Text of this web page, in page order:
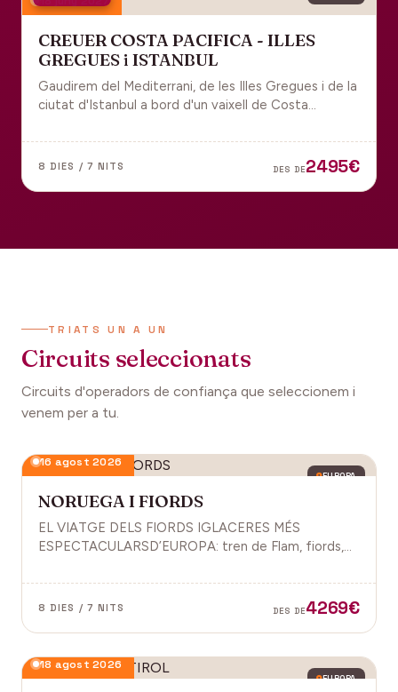
CREUER COSTA PACIFICA - ILLES
GREGUES i ISTANBUL
Gaudirem del Mediterrani, de les Illes Gregues i de la
ciutat d'Istanbul a bord d'un vaixell de Costa
8 DIES / 7 NITS DES DE2495€
TRIATS UN A UN
Circuits seleccionats
Circuits d'operadors de confiança que seleccionem i
venem per a tu.
EUROPA
16 agost 2026
NORUEGA I FIORDS
EL VIATGE DELS FIORDS IGLACERES MÉS
ESPECTACULARSD’EUROPA: tren de Flam, fiords,
8 DIES / 7 NITS DES DE4269€
EUROPA
18 agost 2026